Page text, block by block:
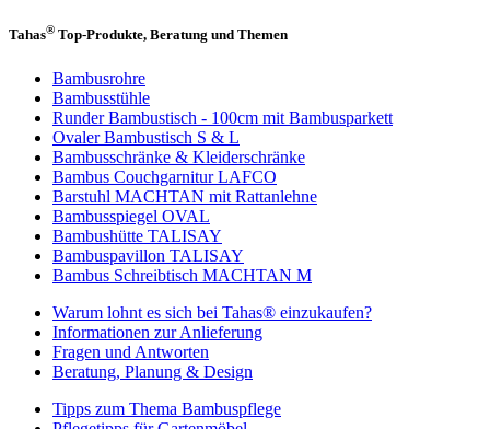
Tahas® Top-Produkte, Beratung und Themen
Bambusrohre
Bambusstühle
Runder Bambustisch - 100cm mit Bambusparkett
Ovaler Bambustisch S & L
Bambusschränke & Kleiderschränke
Bambus Couchgarnitur LAFCO
Barstuhl MACHTAN mit Rattanlehne
Bambusspiegel OVAL
Bambushütte TALISAY
Bambuspavillon TALISAY
Bambus Schreibtisch MACHTAN M
Warum lohnt es sich bei Tahas® einzukaufen?
Informationen zur Anlieferung
Fragen und Antworten
Beratung, Planung & Design
Tipps zum Thema Bambuspflege